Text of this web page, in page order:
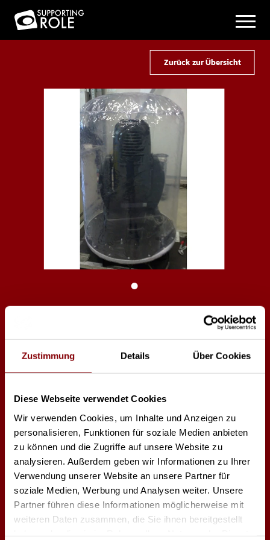
Zustimmung Details Über Cookies
Diese Webseite verwendet Cookies
Wir verwenden Cookies, um Inhalte und Anzeigen zu
personalisieren, Funktionen für soziale Medien anbieten
zu können und die Zugriffe auf unsere Website zu
analysieren. Außerdem geben wir Informationen zu Ihrer
Verwendung unserer Website an unsere Partner für
soziale Medien, Werbung und Analysen weiter. Unsere
Partner führen diese Informationen möglicherweise mit
weiteren Daten zusammen, die Sie ihnen bereitgestellt
Zurück zur Übersicht
Air Dome
Wetterschutz
Wetterschutz für Moving Lights
Hängende und stehende Montage
Gewicht 15,8kg
Durchmesser 80cm
Höhe 100cm